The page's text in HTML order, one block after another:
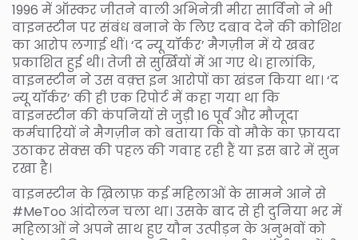
1996 में ऑस्कर जीतने वाली अभिनेत्री मीरा सार्विनो ने भी
वाइनस्टीन पर संबंध बनाने के लिए दबाव देने की कोशिश
का आरोप लगाई थीं। ‘द न्यू यॉर्कर’ मैगज़ीन में ये खबर
प्रकाशित हुई थी। तेजी से सुर्खियों में आ गए थे। हालांकि,
वाइनस्टीन ने उस वक़्त इन आरोपों का खंडन किया था। ‘द
न्यू यॉर्कर’ की ही एक रिपोर्ट में कहा गया था कि
वाइनस्टीन की कंपनियों से जुड़ी 16 पूर्व और मौजूदा
कर्मचारियों ने मैगज़ीन को बताया कि वो मौके का फ़ायदा
उठाकर सेक्स की पहल की गवाह रही हैं या इस बारे में सुन
रखा है।
वाइनस्टीन के ख़िलाफ़ कई महिलाओं के सामने आने से
#MeToo आंदोलन चला था। उसके बाद से ही दुनिया भर में
महिलाओं ने अपने साथ हुए यौन उत्पीड़न के अनुभवों को